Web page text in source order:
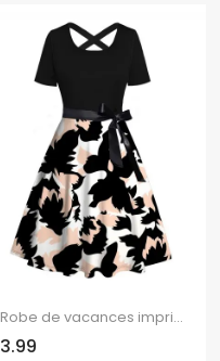
Robe de vacances imprimée colorblock avec ceinture croisée
3.99